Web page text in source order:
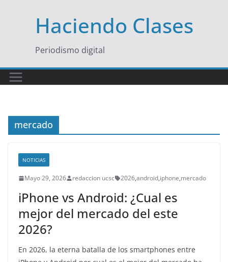
contenidoHaciendo Clases
Periodismo digital
mercado
NOTICIAS
Mayo 29, 2026 redaccion ucsc 2026,android,iphone,mercado
iPhone vs Android: ¿Cual es
mejor del mercado del este
2026?
En 2026, la eterna batalla de los smartphones entre